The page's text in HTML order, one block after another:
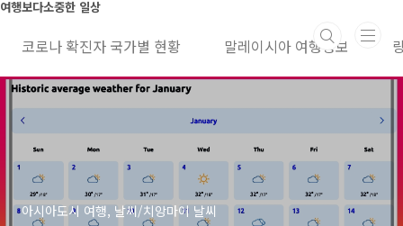
본문 바로가기
여행보다소중한 일상
코로나 확진자 국가별 현황 말레이시아 여행정보
아시아도시 여행, 날씨/치앙마이 날씨